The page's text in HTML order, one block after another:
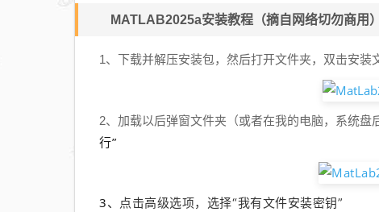
MATLAB2025a安装教程（摘自网络切勿商用）
1、下载并解压安装包，然后打开文件夹，双击安装
2、加载以后弹窗文件夹（或者在我的电脑，系统盘
行”
3、 点击高级选项，选择“我有文件安装密钥”